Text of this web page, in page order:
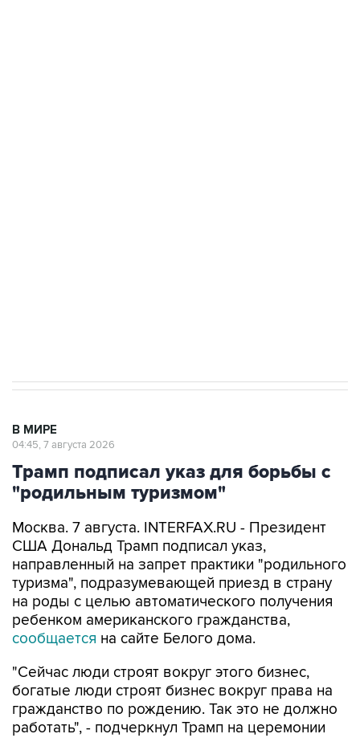
В МИРЕ
04:45, 7 августа 2026
Трамп подписал указ для борьбы с
"родильным туризмом"
Москва. 7 августа. INTERFAX.RU - Президент
США Дональд Трамп подписал указ,
направленный на запрет практики "родильного
туризма", подразумевающей приезд в страну
на роды с целью автоматического получения
ребенком американского гражданства,
сообщается на сайте Белого дома.
"Сейчас люди строят вокруг этого бизнес,
богатые люди строят бизнес вокруг права на
гражданство по рождению. Так это не должно
работать", - подчеркнул Трамп на церемонии